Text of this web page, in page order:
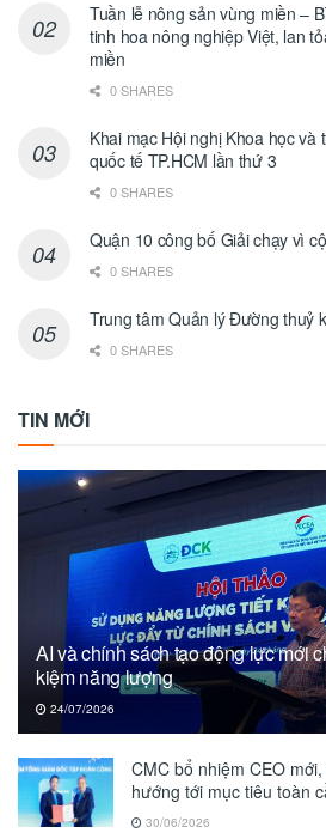
Tuần lễ nông sản vùng miền –
tinh hoa nông nghiệp Việt, lan
miền
0 SHARES
Khai mạc Hội nghị Khoa học và
quốc tế TP.HCM lần thứ 3
0 SHARES
Quận 10 công bố Giải chạy vì
0 SHARES
Trung tâm Quản lý Đường thuỷ
0 SHARES
TIN MỚI
AI và chính sách tạo động lực mới
kiệm năng lượng
24/07/2026
CMC bổ nhiệm CEO
hướng tới mục tiêu toàn
30/06/2026